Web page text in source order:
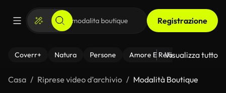
Registrazione
Coverr+ Natura Persone Amore E Relazioni Il
Visualizza tutto
Casa Riprese video d’archivio Modalità Boutique